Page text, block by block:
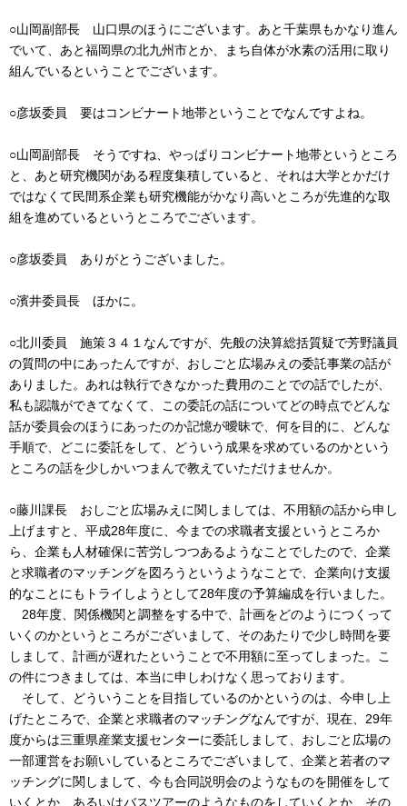
○山岡副部長 山口県のほうにございます。あと千葉県もかなり進ん
でいて、あと福岡県の北九州市とか、まち自体が水素の活用に取り
組んでいるということでございます。
○彦坂委員 要はコンビナート地帯ということでなんですよね。
○山岡副部長 そうですね、やっぱりコンビナート地帯というところ
と、あと研究機関がある程度集積していると、それは大学とかだけ
ではなくて民間系企業も研究機能がかなり高いところが先進的な取
組を進めているというところでございます。
○彦坂委員 ありがとうございました。
○濱井委員長 ほかに。
○北川委員 施策３４１なんですが、先般の決算総括質疑で芳野議員
の質問の中にあったんですが、おしごと広場みえの委託事業の話が
ありました。あれは執行できなかった費用のことでの話でしたが、
私も認識ができてなくて、この委託の話についてどの時点でどんな
話が委員会のほうにあったのか記憶が曖昧で、何を目的に、どんな
手順で、どこに委託をして、どういう成果を求めているのかという
ところの話を少しかいつまんで教えていただけませんか。
○藤川課長 おしごと広場みえに関しましては、不用額の話から申し
上げますと、平成28年度に、今までの求職者支援というところか
ら、企業も人材確保に苦労しつつあるようなことでしたので、企業
と求職者のマッチングを図ろうというようなことで、企業向け支援
的なことにもトライしようとして28年度の予算編成を行いました。
28年度、関係機関と調整をする中で、計画をどのようにつくって
いくのかというところがございまして、そのあたりで少し時間を要
しまして、計画が遅れたということで不用額に至ってしまった。こ
の件につきましては、本当に申しわけなく思っております。
そして、どういうことを目指しているのかというのは、今申し上
げたところで、企業と求職者のマッチングなんですが、現在、29年
度からは三重県産業支援センターに委託しまして、おしごと広場の
一部運営をお願いしているところでございまして、企業と若者のマ
ッチングに関しまして、今も合同説明会のようなものを開催をして
いくとか、あるいはバスツアーのようなものをしていくとか、その